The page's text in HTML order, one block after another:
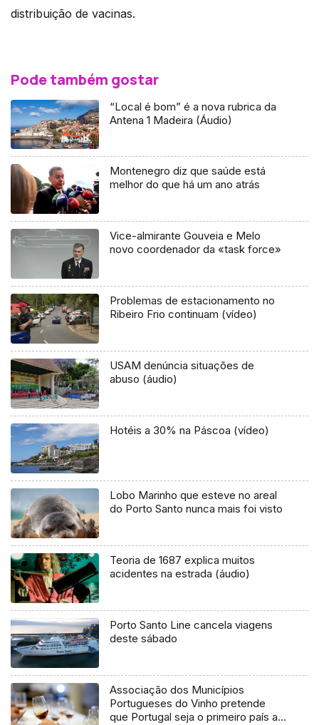
distribuição de vacinas.
Pode também gostar
“Local é bom” é a nova rubrica da
Antena 1 Madeira (Áudio)
Montenegro diz que saúde está
melhor do que há um ano atrás
Vice-almirante Gouveia e Melo
novo coordenador da «task force»
Problemas de estacionamento no
Ribeiro Frio continuam (vídeo)
USAM denúncia situações de
abuso (áudio)
Hotéis a 30% na Páscoa (vídeo)
Lobo Marinho que esteve no areal
do Porto Santo nunca mais foi visto
Teoria de 1687 explica muitos
acidentes na estrada (áudio)
Porto Santo Line cancela viagens
deste sábado
Associação dos Municípios
Portugueses do Vinho pretende
que Portugal seja o primeiro país a